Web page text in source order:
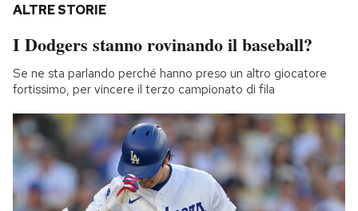
ALTRE STORIE
I Dodgers stanno rovinando il baseball?
Se ne sta parlando perché hanno preso un altro giocatore
fortissimo, per vincere il terzo campionato di fila